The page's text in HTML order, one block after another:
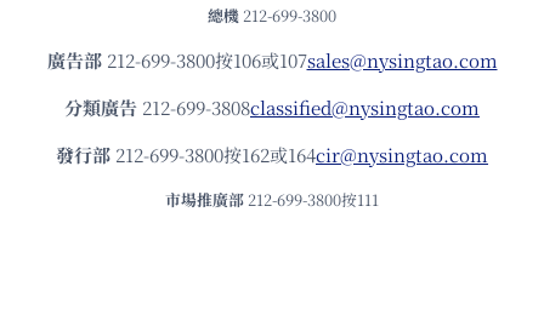
總機 212-699-3800
廣告部212-699-3800按106或107sales@nysingtao.com
分類廣告 212-699-3808classified@nysingtao.com
發⾏部 212-699-3800按162或164cir@nysingtao.com
市場推廣部 212-699-3800按111